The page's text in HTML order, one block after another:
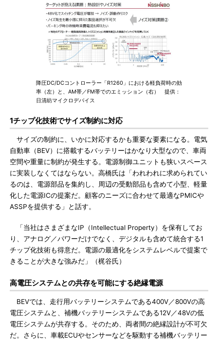
降圧DC/DCコントローラー「R1260」における軽負荷時の効
率（左）と、AM帯／FM帯でのエミッション（右） 提供：
日清紡マイクロデバイス
1チップ化技術でサイズ制約に対応
サイズの制約に、いかに対応するかも重要な要素になる。電気
自動車（BEV）に搭載するバッテリーはかなり大型なので、車両
空間や重量に制約が発生する。電源制御ユニットも狭いスペース
に実装しなくてはならない。高橋氏は「われわれに求められてい
るのは、電源部品を集約し、周辺の受動部品も含めて小型、軽量
化した電源ICの提案だ。顧客のニーズに合わせて最適なPMICや
ASSPを提供する」と話す。
「当社はさまざまなIP（Intellectual Property）を保有してお
り、アナログ／パワーだけでなく、デジタルも含めて統合する1
チップ化技術も得意だ。電源の最適化をシステムレベルで提案で
きることが大きな強みだ」（梶谷氏）
高電圧システムとの共存を可能にする絶縁電源
BEVでは、走行用バッテリーシステムである400V／800Vの高
電圧システムと、補機バッテリーシステムである12V／48Vの低
電圧システムが共存する。そのため、両者間の絶縁設計が不可欠
だ。さらに、車載ECUやセンサーなどを駆動する補機バッテリー